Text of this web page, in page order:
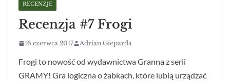
RECENZJE
Recenzja #7 Frogi
16 czerwca 2017 Adrian Gieparda
Frogi to nowość od wydawnictwa Granna z serii
GRAMY! Gra logiczna o żabkach, które lubią urządzać